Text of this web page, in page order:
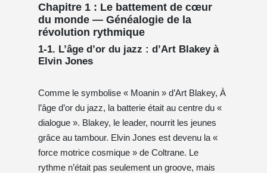
Chapitre 1 : Le battement de cœur
du monde — Généalogie de la
révolution rythmique
1-1. L’âge d’or du jazz : d’Art Blakey à
Elvin Jones
Comme le symbolise « Moanin » d’Art Blakey, À
l’âge d’or du jazz, la batterie était au centre du «
dialogue ». Blakey, le leader, nourrit les jeunes
grâce au tambour. Elvin Jones est devenu la «
force motrice cosmique » de Coltrane. Le
rythme n’était pas seulement un groove, mais